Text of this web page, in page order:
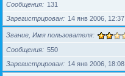
Сообщения
131
Зарегистрирован
14 янв 2006, 12:37
Звание, Имя пользователя
Сообщения
550
Зарегистрирован
14 янв 2006, 18:08